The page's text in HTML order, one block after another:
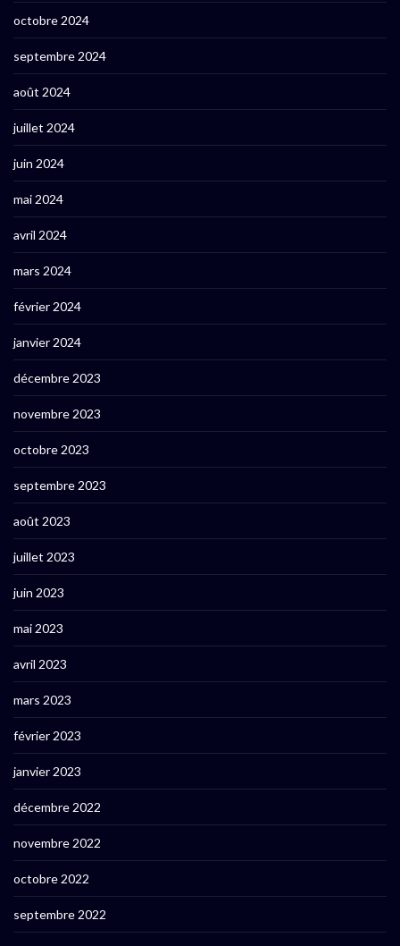
octobre 2024
septembre 2024
août 2024
juillet 2024
juin 2024
mai 2024
avril 2024
mars 2024
février 2024
janvier 2024
décembre 2023
novembre 2023
octobre 2023
septembre 2023
août 2023
juillet 2023
juin 2023
mai 2023
avril 2023
mars 2023
février 2023
janvier 2023
décembre 2022
novembre 2022
octobre 2022
septembre 2022